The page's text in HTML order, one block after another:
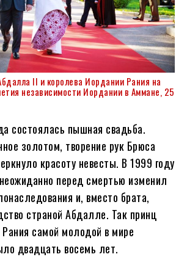
II и королева Иордании Рания на
независимости Иордании в Аммане, 25
состоялась пышная свадьба.
золотом, творение рук Брюса
красоту невесты. В 1999 году
перед смертью изменил
и, вместо брата,
страной Абдалле. Так принц
самой молодой в мире
двадцать восемь лет.